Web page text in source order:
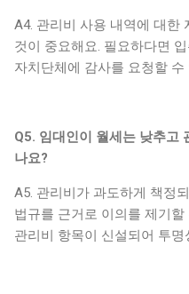
A4. 관리비 사용 내역에 대한
것이 중요해요. 필요하다면
자치단체에 감사를 요청할 수
Q5. 임대인이 월세는 낮추고
나요?
A5. 관리비가 과도하게 책정
법규를 근거로 이의를 제기할
관리비 항목이 신설되어 투